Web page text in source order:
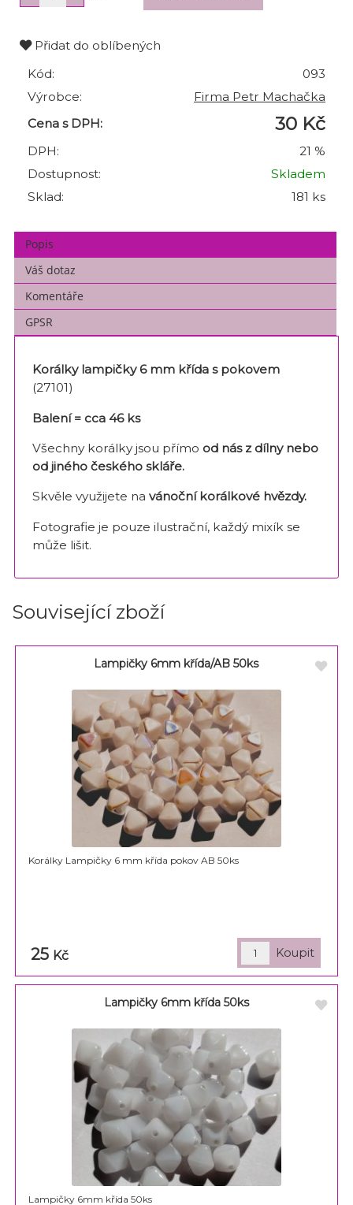
Přidat do oblíbených
Kód:
093
Výrobce:
Firma Petr Machačka
Cena s DPH:
30 Kč
DPH:
21 %
Dostupnost:
Skladem
Sklad:
181 ks
Popis
Váš dotaz
Komentáře
GPSR
Korálky lampičky 6 mm křída s pokovem
(27101)
Balení = cca 46 ks
Všechny korálky jsou přímo od nás z dílny nebo
od jiného českého skláře.
Skvěle využijete na vánoční korálkové hvězdy.
Fotografie je pouze ilustrační, každý mixík se
může lišit.
Související zboží
Lampičky 6mm křída/AB 50ks
Korálky Lampičky 6 mm křída pokov AB 50ks
25 Kč
Lampičky 6mm křída 50ks
Lampičky 6mm křída 50ks